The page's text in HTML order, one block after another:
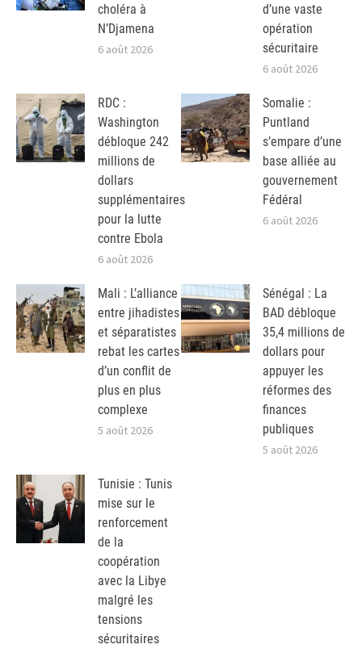
choléra à
N’Djamena
6 août 2026
d’une vaste
opération
sécuritaire
6 août 2026
RDC :
Washington
débloque 242
millions de
dollars
supplémentaires
pour la lutte
contre Ebola
6 août 2026
Somalie :
Puntland
s’empare d’une
base alliée au
gouvernement
Fédéral
6 août 2026
Mali : L’alliance
entre jihadistes
et séparatistes
rebat les cartes
d’un conflit de
plus en plus
complexe
5 août 2026
Sénégal : La
BAD débloque
35,4 millions de
dollars pour
appuyer les
réformes des
finances
publiques
5 août 2026
Tunisie : Tunis
mise sur le
renforcement
de la
coopération
avec la Libye
malgré les
tensions
sécuritaires